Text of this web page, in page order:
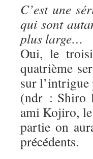
C’est une
qui sont
plus large…
Oui, le
quatrième
sur l’intrigue
(ndr : Shiro
ami Kojiro, le
partie on
précédents.